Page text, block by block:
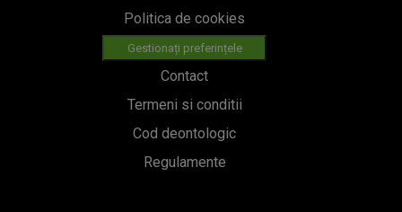
Politica de cookies
Gestionați preferințele
Contact
Termeni si conditii
Cod deontologic
Regulamente